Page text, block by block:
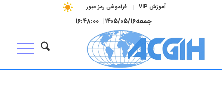
آموزش VIP فراموشی رمز عبور
جمعه۱۴۰۵/۰۵/۱۶| ۱۶:۴۸:۰۱